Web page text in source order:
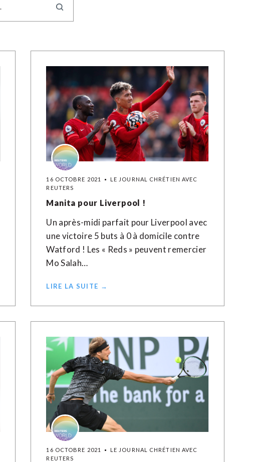
16 OCTOBRE 2021
LE JOURNAL CHRÉTIEN AVEC
REUTERS
Manita pour Liverpool !
Un après-midi parfait pour Liverpool avec
une victoire 5 buts à 0 à domicile contre
Watford ! Les « Reds » peuvent remercier
Mo Salah…
LIRE LA SUITE →
16 OCTOBRE 2021
LE JOURNAL CHRÉTIEN AVEC
REUTERS